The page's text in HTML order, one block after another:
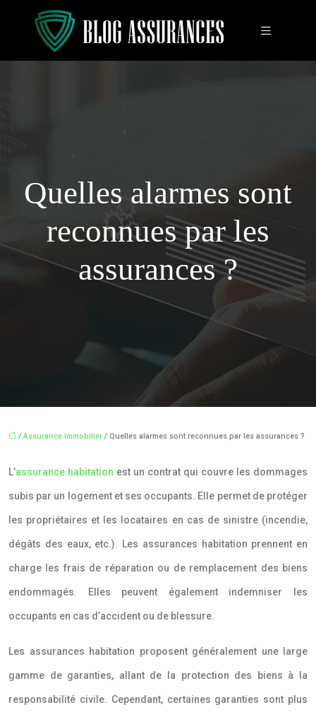
Quelles alarmes sont
reconnues par les
assurances ?
/ Assurance immobilier / Quelles alarmes sont reconnues par les assurances ?
L’assurance habitation est un contrat qui couvre les dommages
subis par un logement et ses occupants. Elle permet de protéger
les propriétaires et les locataires en cas de sinistre (incendie,
dégâts des eaux, etc.). Les assurances habitation prennent en
charge les frais de réparation ou de remplacement des biens
endommagés. Elles peuvent également indemniser les
occupants en cas d’accident ou de blessure.
Les assurances habitation proposent généralement une large
gamme de garanties, allant de la protection des biens à la
responsabilité civile. Cependant, certaines garanties sont plus